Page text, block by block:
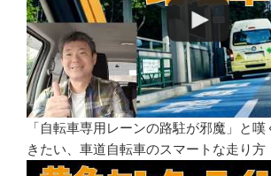
「自転車専用レーンの路駐が邪魔」と
きたい、車道自転車のスマートな走り方